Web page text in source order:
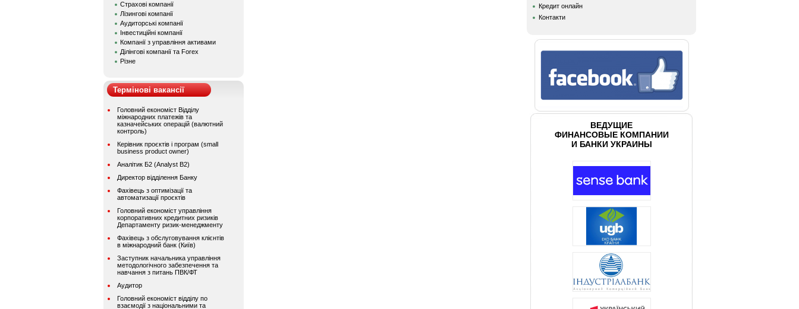
Страхові компанії
Лізингові компанії
Аудиторські компанії
Інвестиційні компанії
Компанії з управління активами
Ділінгові компанії та Forex
Різне
Термінові вакансії
Головний економіст Відділу
міжнародних платежів та
казначейських операцій (валютний
контроль)
Керівник проєктів і програм (small
business product owner)
Аналітик Б2 (Analyst B2)
Директор відділення Банку
Фахівець з оптимізації та
автоматизації проєктів
Головний економіст управління
корпоративних кредитних ризиків
Департаменту ризик-менеджменту
Фахівець з обслуговування клієнтів
в міжнародний банк (Київ)
Заступник начальника управління
методологічного забезпечення та
навчання з питань ПВК/ФТ
Аудитор
Головний економіст відділу по
взаємодії з національними та
Кредит онлайн
Контакти
ВЕДУЩИЕ
ФИНАНСОВЫЕ КОМПАНИИ
И БАНКИ УКРАИНЫ